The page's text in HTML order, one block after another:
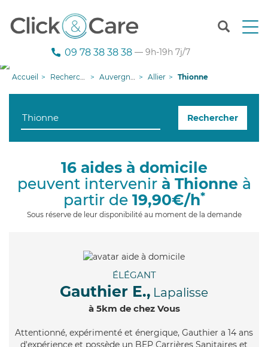
T
n
g
i
09 78 38 38 38 — 9h-19h 7j/7
Accueil Recherche aide à domicile Auvergne-Rhône-Alpes Allier Thionne
Rechercher
16 aides à domicile
peuvent intervenir à Thionne à
partir de 19,90€/h*
Sous réserve de leur disponibilité au moment de la demande
ÉLÉGANT
Gauthier E., Lapalisse
à 5km de chez Vous
Attentionné, expérimenté et énergique, Gauthier a 14 ans
d'expérience et possède un BEP Carrières Sanitaires et